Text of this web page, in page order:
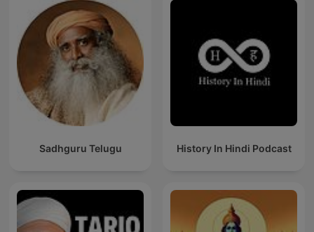
Sadhguru Telugu History In Hindi Podcast